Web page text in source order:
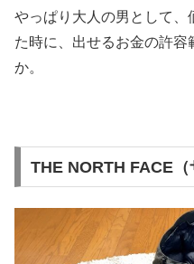
やっぱり大人の男として、
た時に、出せるお金の許容
か。
THE NORTH FACE（